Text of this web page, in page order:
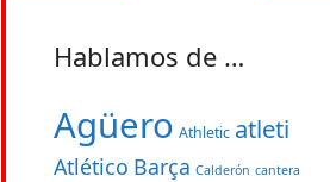
Hablamos de …
Agüero Athletic atleti
Atlético Barça Calderón cantera